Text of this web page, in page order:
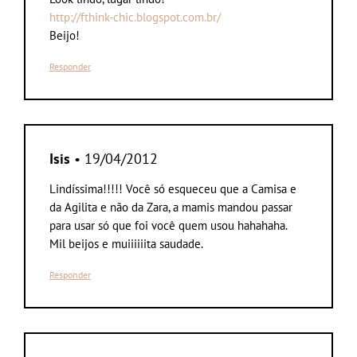
http://fthink-chic.blogspot.com.br/
Beijo!
Responder
Isis • 19/04/2012
Lindíssima!!!!! Você só esqueceu que a Camisa e
da Agilita e não da Zara, a mamis mandou passar
para usar só que foi você quem usou hahahaha.
Mil beijos e muiiiiiita saudade.
Responder